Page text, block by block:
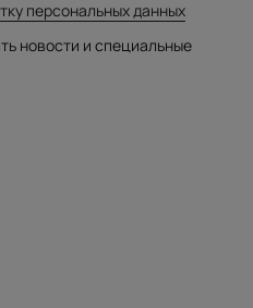
персональных данных
новости и специальные